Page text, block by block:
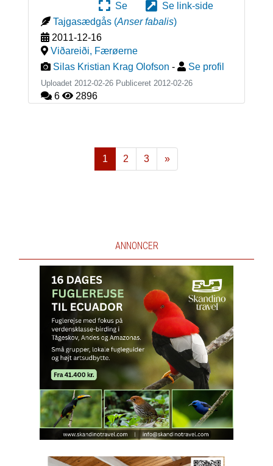
Se
Se link-side
Tajgasædgås (Anser fabalis)
2011-12-16
Viðareiði, Færøerne
Silas Kristian Krag Olofson - Se profil
Uploadet 2012-02-26 Publiceret 2012-02-26
6 2896
1 2 3
»
Næste
ANNONCER